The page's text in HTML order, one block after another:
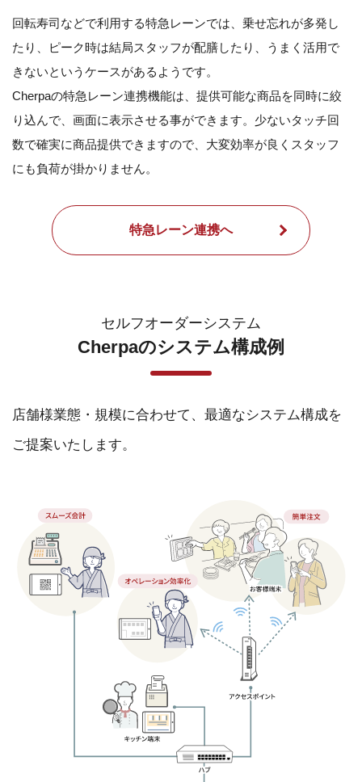
回転寿司などで利用する特急レーンでは、乗せ忘れが多発し
たり、ピーク時は結局スタッフが配膳したり、うまく活用で
きないというケースがあるようです。
Cherpaの特急レーン連携機能は、提供可能な商品を同時に絞
り込んで、画面に表示させる事ができます。少ないタッチ回
数で確実に商品提供できますので、大変効率が良くスタッフ
にも負荷が掛かりません。
特急レーン連携へ
セルフオーダーシステム
Cherpaのシステム構成例
店舗様業態・規模に合わせて、最適なシステム構成を
ご提案いたします。